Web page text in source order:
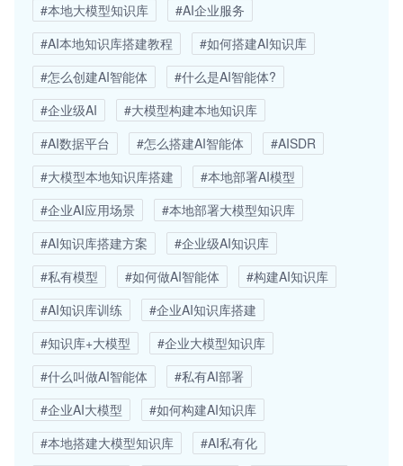
#本地大模型知识库
#AI企业服务
#AI本地知识库搭建教程
#如何搭建AI知识库
#怎么创建AI智能体
#什么是AI智能体?
#企业级AI
#大模型构建本地知识库
#AI数据平台
#怎么搭建AI智能体
#AISDR
#大模型本地知识库搭建
#本地部署AI模型
#企业AI应用场景
#本地部署大模型知识库
#AI知识库搭建方案
#企业级AI知识库
#私有模型
#如何做AI智能体
#构建AI知识库
#AI知识库训练
#企业AI知识库搭建
#知识库+大模型
#企业大模型知识库
#什么叫做AI智能体
#私有AI部署
#企业AI大模型
#如何构建AI知识库
#本地搭建大模型知识库
#AI私有化